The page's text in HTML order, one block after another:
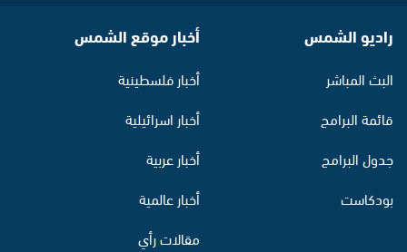
راديو الشمس
البث المباشر
قائمة البرامج
جدول البرامج
بودكاست
أخبار موقع الشمس
أخبار فلسطينية
أخبار اسرائيلية
أخبار عربية
أخبار عالمية
مقالات رأي